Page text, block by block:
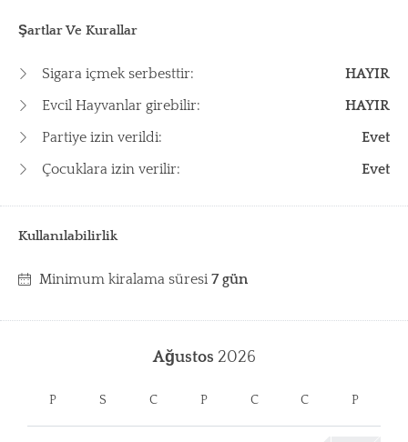
Şartlar Ve Kurallar
Sigara içmek serbesttir:
HAYIR
Evcil Hayvanlar girebilir:
HAYIR
Partiye izin verildi:
Evet
Çocuklara izin verilir:
Evet
Kullanılabilirlik
Minimum kiralama süresi 7 gün
Ağustos 2026
P S C P C C P